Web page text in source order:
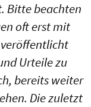
Bitte beachten
oft erst mit
Urteile zu
bereits weiter
Die zuletzt